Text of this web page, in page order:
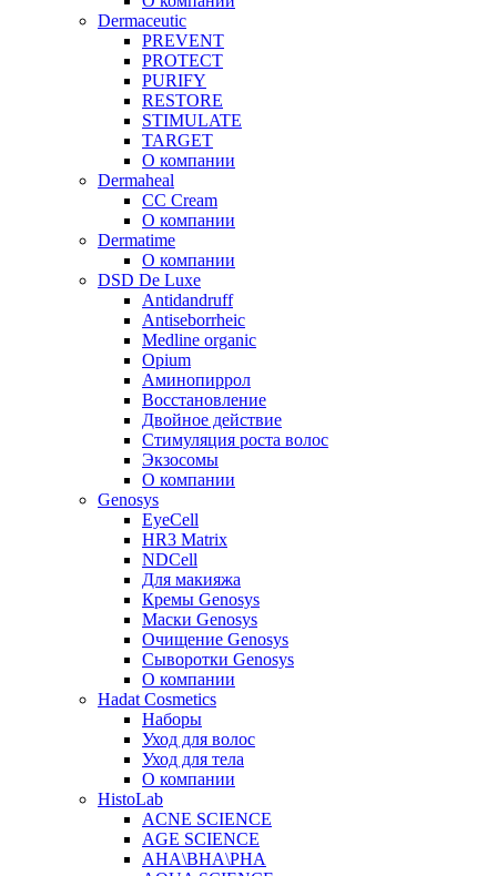
Dermaceutic
PREVENT
PROTECT
PURIFY
RESTORE
STIMULATE
TARGET
О компании
Dermaheal
CC Cream
О компании
Dermatime
О компании
DSD De Luxe
Antidandruff
Antiseborrheic
Medline organic
Opium
Аминопиррол
Восстановление
Двойное действие
Стимуляция роста волос
Экзосомы
О компании
Genosys
EyeCell
HR3 Matrix
NDCell
Для макияжа
Кремы Genosys
Маски Genosys
Очищение Genosys
Сыворотки Genosys
О компании
Hadat Cosmetics
Наборы
Уход для волос
Уход для тела
О компании
HistoLab
ACNE SCIENCE
AGE SCIENCE
AHA\BHA\PHA